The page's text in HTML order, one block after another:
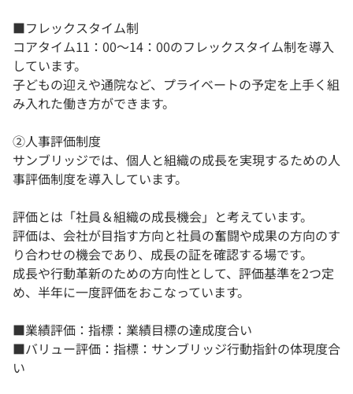
■​フレックスタイム制
コアタイム11：00〜14：00のフレックスタイム制を導入
しています。
子どもの迎えや通院など、プライベートの予定を上手く組
み入れた働き方ができます。
②人事評価制度
サンブリッジでは、個人と組織の成長を実現するための人
事評価制度を導入しています。
評価とは「社員＆組織の成長機会」と考えています。
評価は、会社が目指す方向と社員の奮闘や成果の方向のす
り合わせの機会であり、成長の証を確認する場です。
成長や行動革新のための方向性として、評価基準を2つ定
め、半年に一度評価をおこなっています。
■業績評価：指標：業績目標の達成度合い
■​バリュー評価：指標：サンブリッジ行動指針の体現度合
い